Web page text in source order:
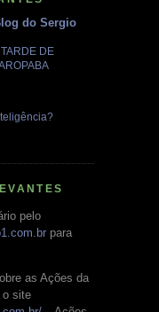
do Sergio
DE
pelo
para
as Ações da
o site